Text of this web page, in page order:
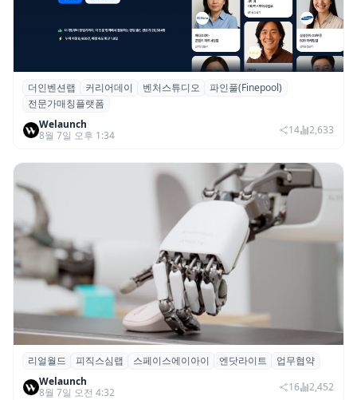
더인벤션랩·커리어데이, 스타트업 전문가 매
칭 플랫폼 ‘파인풀’ 출시
더인벤션랩 커리어데이 벤처스튜디오
파인풀(Finepool)
전문가매칭플랫폼
Welaunch
8월 7일 오후 1:34
14 2,633
리얼월드, 로봇테크 스타트업 3곳과 손잡고
휴머노이드 표준 만든다
리얼월드 피직스심랩 스페이스에이아이 엔닷라이트
업무협약
Welaunch
8월 7일 오전 4:32
16 2,452